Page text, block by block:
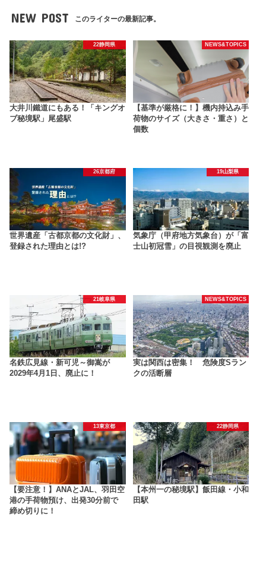
NEW POST このライターの最新記事。
22静岡県
大井川鐵道にもある！「キングオ
ブ秘境駅」尾盛駅
NEWS&TOPICS
【基準が厳格に！】機内持込み手
荷物のサイズ（大きさ・重さ）と
個数
26京都府
世界遺産「古都京都の文化財」、
登録された理由とは!?
19山梨県
気象庁（甲府地方気象台）が「富
士山初冠雪」の目視観測を廃止
21岐阜県
名鉄広見線・新可児～御嵩が
2029年4月1日、廃止に！
NEWS&TOPICS
実は関西は密集！ 危険度Sラン
クの活断層
13東京都
【要注意！】ANAとJAL、羽田空
港の手荷物預け、出発30分前で
締め切りに！
22静岡県
【本州一の秘境駅】飯田線・小和
田駅